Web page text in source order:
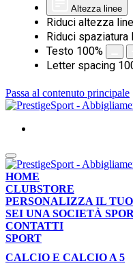
Altezza linee
Riduci altezza
Riduci spaziatura
Testo 100%
Letter spacing
Passa al contenuto principale
HOME
CLUBSTORE
PERSONALIZZA IL
SEI UNA SOCIETÀ
CONTATTI
SPORT
CALCIO E CALCIO A 5